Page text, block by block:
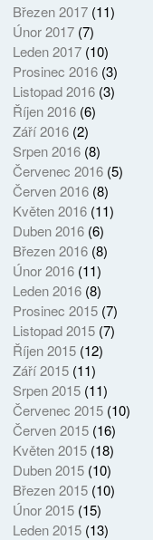
Březen 2017(11)
Únor 2017(7)
Leden 2017(10)
Prosinec 2016(3)
Listopad 2016(3)
Říjen 2016(6)
Září 2016(2)
Srpen 2016(8)
Červenec 2016(5)
Červen 2016(8)
Květen 2016(11)
Duben 2016(6)
Březen 2016(8)
Únor 2016(11)
Leden 2016(8)
Prosinec 2015(7)
Listopad 2015(7)
Říjen 2015(12)
Září 2015(11)
Srpen 2015(11)
Červenec 2015(10)
Červen 2015(16)
Květen 2015(18)
Duben 2015(10)
Březen 2015(10)
Únor 2015(15)
Leden 2015(13)